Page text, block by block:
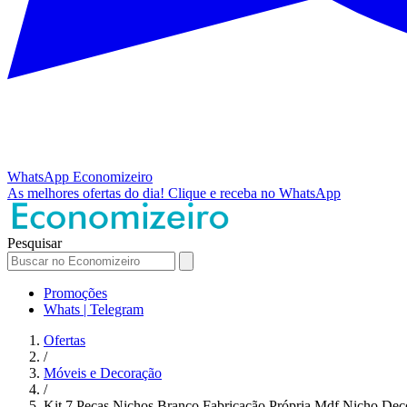
WhatsApp Economizeiro
As melhores ofertas do dia! Clique e receba no WhatsApp
Pesquisar
Promoções
Whats | Telegram
Ofertas
/
Móveis e Decoração
/